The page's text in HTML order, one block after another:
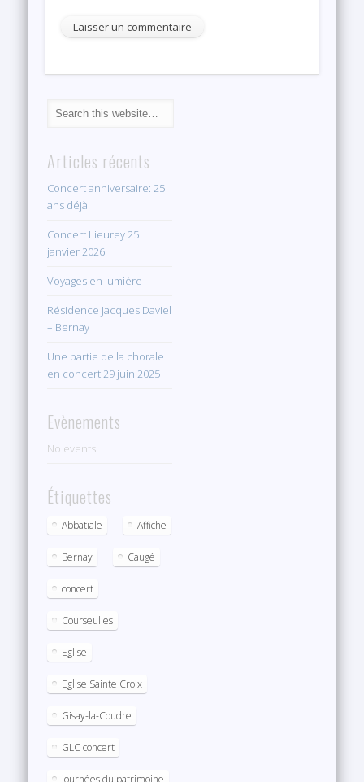
Articles récents
Concert anniversaire: 25
ans déjà!
Concert Lieurey 25
janvier 2026
Voyages en lumière
Résidence Jacques Daviel
– Bernay
Une partie de la chorale
en concert 29 juin 2025
Evènements
No events
Étiquettes
Abbatiale Affiche
Bernay Caugé
concert
Courseulles
Eglise
Eglise Sainte Croix
Gisay-la-Coudre
GLC concert
journées du patrimoine